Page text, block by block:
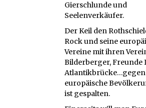
Gierschlunde und
Seelenverkäufer.
Der Keil den
Rock und seine
Vereine mit ihren
Bilderberger, Freunde
Atlantikbrücke…gegen
europäische
ist gespalten.